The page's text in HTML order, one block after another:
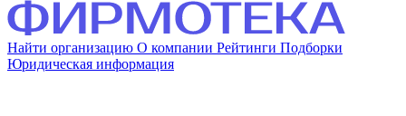
Найти организацию О компании Рейтинги Подборки
Юридическая информация